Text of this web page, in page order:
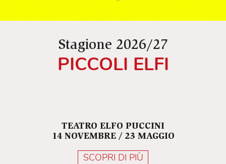
Stagione 2026/27
PICCOLI ELFI
SCOPRI DI PIÙ
TEATRO ELFO PUCCINI
14 NOVEMBRE / 23 MAGGIO